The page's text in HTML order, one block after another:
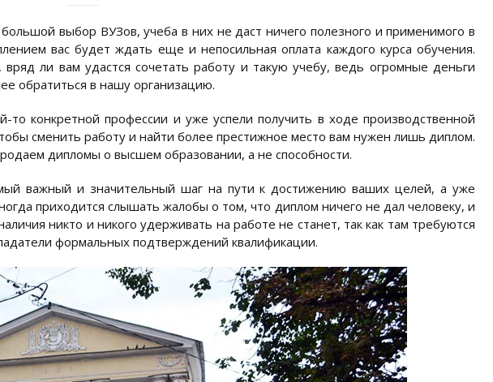
выбор ВУЗов, учеба в них не даст ничего полезного и применимого в
вас будет ждать еще и непосильная оплата каждого курса обучения.
ли вам удастся сочетать работу и такую учебу, ведь огромные деньги
обратиться в нашу организацию.
то конкретной профессии и уже успели получить в ходе производственной
сменить работу и найти более престижное место вам нужен лишь диплом.
дипломы о высшем образовании, а не способности.
важный и значительный шаг на пути к достижению ваших целей, а уже
приходится слышать жалобы о том, что диплом ничего не дал человеку, и
никто и никого удерживать на работе не станет, так как там требуются
формальных подтверждений квалификации.